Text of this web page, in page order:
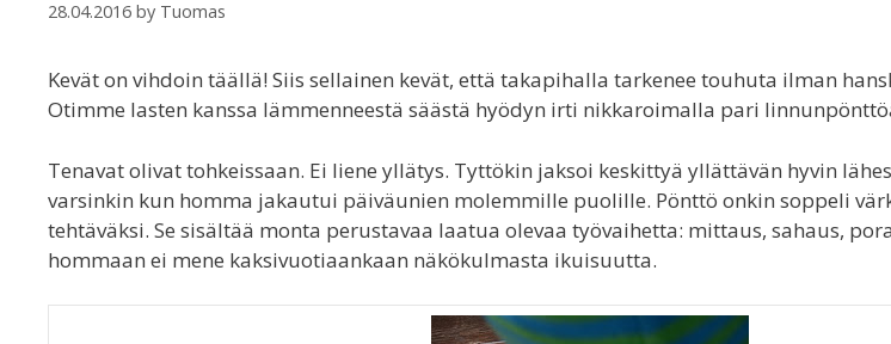
28.04.2016 by Tuomas
Kevät on vihdoin täällä! Siis sellainen kevät, että takapihalla tarkenee touhuta ilman
Otimme lasten kanssa lämmenneestä säästä hyödyn irti nikkaroimalla pari
Tenavat olivat tohkeissaan. Ei liene yllätys. Tyttökin jaksoi keskittyä yllättävän hyvin
varsinkin kun homma jakautui päiväunien molemmille puolille. Pönttö onkin soppeli
tehtäväksi. Se sisältää monta perustavaa laatua olevaa työvaihetta: mittaus, sahaus,
hommaan ei mene kaksivuotiaankaan näkökulmasta ikuisuutta.